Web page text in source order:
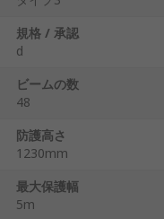
規格 / 承認
d
ビームの数
48
防護高さ
1230mm
最大保護幅
5m